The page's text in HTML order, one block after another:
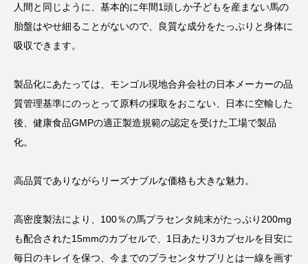
人間と同じように、基本的に年間1頭しか子どもを産まない馬の
胎盤はやせ細ることがないので、良質な成分をたっぷりと身体に
吸収できます。
製品化にあたっては、モンゴル現地合弁会社の日本メーカーの品
質管理基準にのっとって原料の採取をおこない、日本に空輸した
後、健康食品GMPの適正製造規範の認定を受けた工場で製品
化。
高品質でありながらリーズナブルな価格も大きな魅力。
高密度製法により、100％の馬プラセンタ純末がたっぷり200mg
も配合された15mmのカプセルで、1日あたり3カプセルを目安に
毎日のキレイを保つ、今までのプラセンタサプリとは一線を画す